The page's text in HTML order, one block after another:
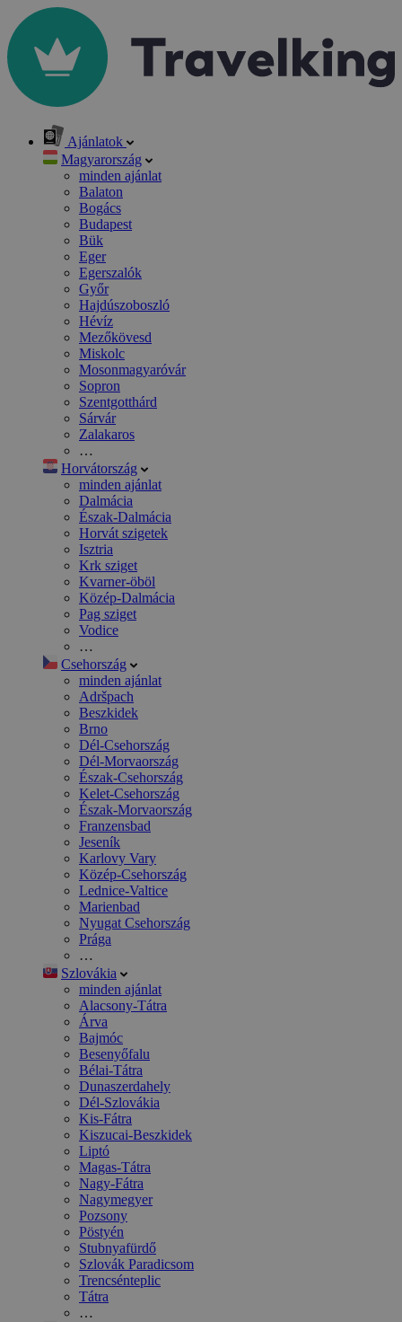
Ajánlatok
Magyarország
minden ajánlat
Balaton
Bogács
Budapest
Bük
Eger
Egerszalók
Győr
Hajdúszoboszló
Hévíz
Mezőkövesd
Miskolc
Mosonmagyaróvár
Sopron
Szentgotthárd
Sárvár
Zalakaros
…
Horvátország
minden ajánlat
Dalmácia
Észak-Dalmácia
Horvát szigetek
Isztria
Krk sziget
Kvarner-öböl
Közép-Dalmácia
Pag sziget
Vodice
…
Csehország
minden ajánlat
Adršpach
Beszkidek
Brno
Dél-Csehország
Dél-Morvaország
Észak-Csehország
Kelet-Csehország
Észak-Morvaország
Franzensbad
Jeseník
Karlovy Vary
Közép-Csehország
Lednice-Valtice
Marienbad
Nyugat Csehország
Prága
…
Szlovákia
minden ajánlat
Alacsony-Tátra
Árva
Bajmóc
Besenyőfalu
Bélai-Tátra
Dunaszerdahely
Dél-Szlovákia
Kis-Fátra
Kiszucai-Beszkidek
Liptó
Magas-Tátra
Nagy-Fátra
Nagymegyer
Pozsony
Pöstyén
Stubnyafürdő
Szlovák Paradicsom
Trencsénteplic
Tátra
…